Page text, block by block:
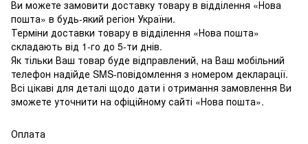
Ви можете замовити доставку товару в відділення «Нова
пошта» в будь-який регіон України.
Терміни доставки товару в відділення «Нова пошта»
складають від 1-го до 5-ти днів.
Як тільки Ваш товар буде відправлений, на Ваш мобільний
телефон надійде SMS-повідомлення з номером декларації.
Всі цікаві для деталі щодо дати і отримання замовлення Ви
зможете уточнити на офіційному сайті «Нова пошта».
Оплата